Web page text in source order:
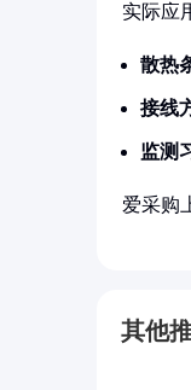
实际应
散热
接线
监测
爱采购
其他